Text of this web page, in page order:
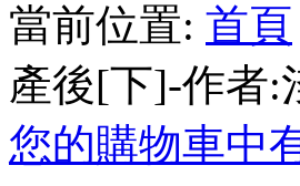
當前位置: 首頁
產後[下]-作者:
您的購物車中